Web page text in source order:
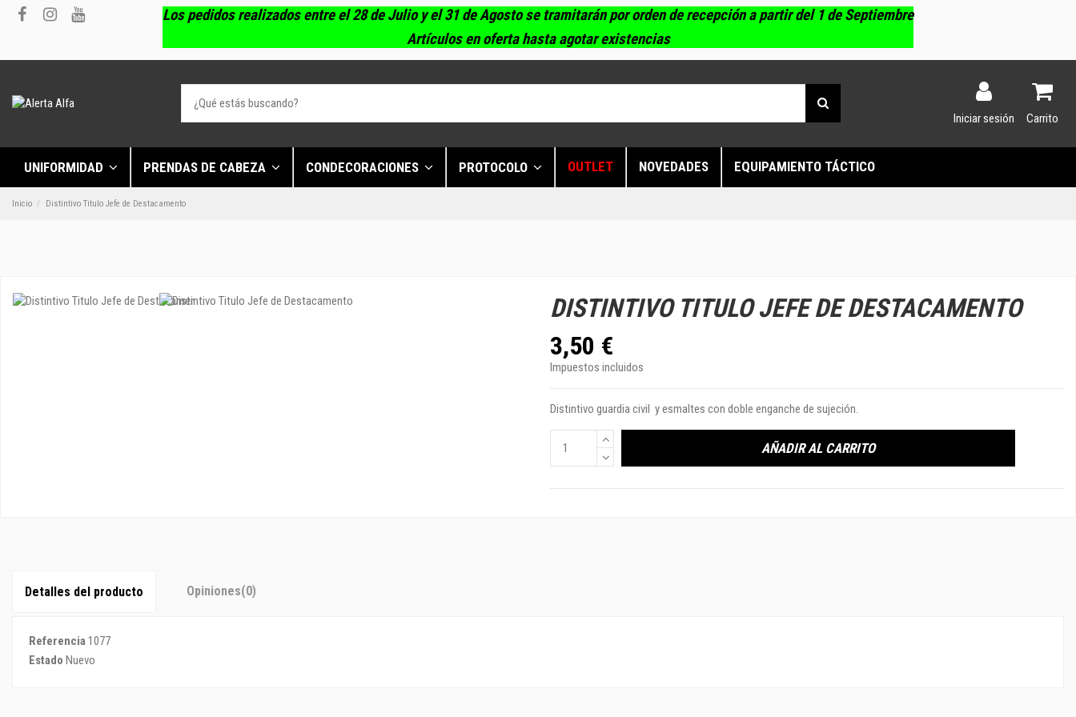
Los pedidos realizados entre el 28 de Julio y el 31 de Agosto se tramitarán por orden de recepción a partir del 1 de Septiembre
Artículos en oferta hasta agotar existencias
Iniciar sesión Carrito
UNIFORMIDAD PRENDAS DE CABEZA CONDECORACIONES PROTOCOLO OUTLET NOVEDADES EQUIPAMIENTO TÁCTICO
Inicio Distintivo Titulo Jefe de Destacamento
DISTINTIVO TITULO JEFE DE DESTACAMENTO
3,50 €
Impuestos incluidos
Distintivo guardia civil y esmaltes con doble enganche de sujeción.
AÑADIR AL CARRITO
Detalles del producto Opiniones(0)
Referencia 1077
Estado Nuevo